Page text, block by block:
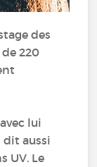
des
220
lui
dit aussi
UV. Le